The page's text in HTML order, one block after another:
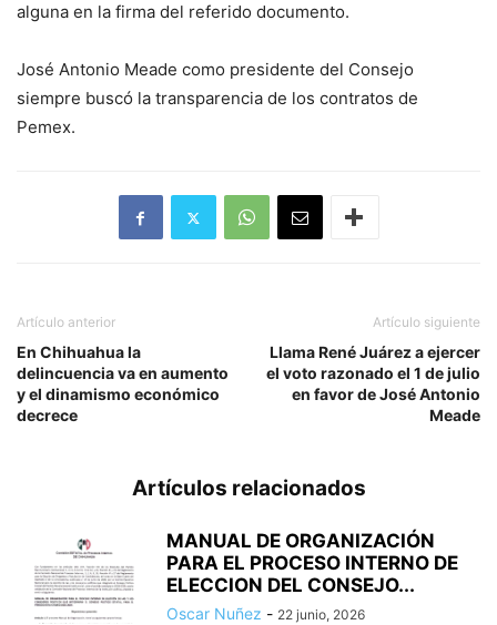
alguna en la firma del referido documento.
José Antonio Meade como presidente del Consejo
siempre buscó la transparencia de los contratos de
Pemex.
Artículo anterior
En Chihuahua la
delincuencia va en aumento
y el dinamismo económico
decrece
Artículo siguiente
Llama René Juárez a ejercer
el voto razonado el 1 de julio
en favor de José Antonio
Meade
Artículos relacionados
MANUAL DE ORGANIZACIÓN
PARA EL PROCESO INTERNO DE
ELECCION DEL CONSEJO...
Oscar Nuñez - 22 junio, 2026